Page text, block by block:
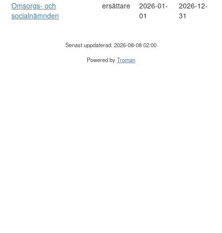
Omsorgs- och
socialnämnden
ersättare
2026-01-
01
2026-12-
31
Senast uppdaterad: 2026-08-08 02:00
Powered byTroman